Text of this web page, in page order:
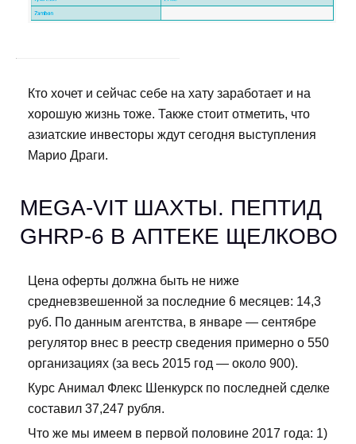
Кто хочет и сейчас себе на хату заработает и на
хорошую жизнь тоже. Также стоит отметить, что
азиатские инвесторы ждут сегодня выступления
Марио Драги.
MEGA-VIT ШАХТЫ. ПЕПТИД
GHRP-6 В АПТЕКЕ ЩЕЛКОВО
Цена оферты должна быть не ниже
средневзвешенной за последние 6 месяцев: 14,3
руб. По данным агентства, в январе — сентябре
регулятор внес в реестр сведения примерно о 550
организациях (за весь 2015 год — около 900).
Курс Анимал Флекс Шенкурск по последней сделке
составил 37,247 рубля.
Что же мы имеем в первой половине 2017 года: 1)